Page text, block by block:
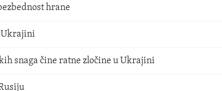
hrane
Ukrajini
snaga čine ratne zločine u Ukrajini